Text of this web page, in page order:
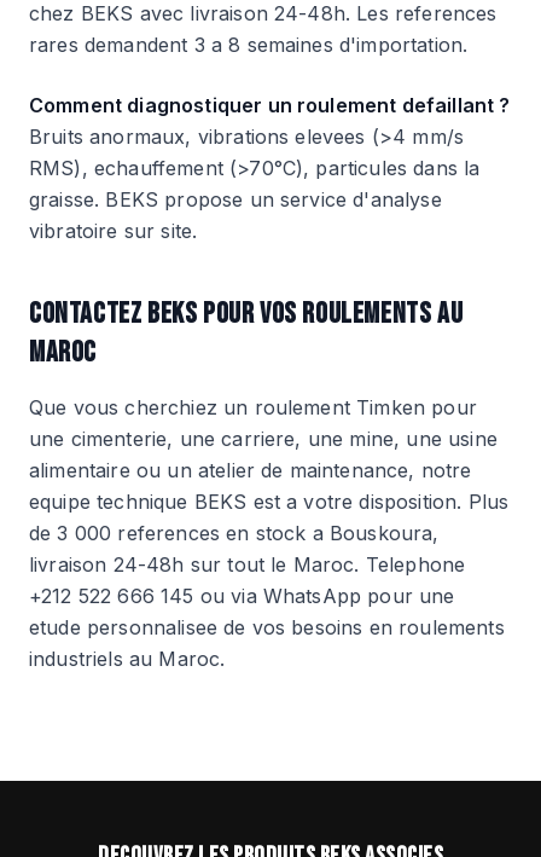
chez BEKS avec livraison 24-48h. Les references
rares demandent 3 a 8 semaines d'importation.
Comment diagnostiquer un roulement defaillant ?
Bruits anormaux, vibrations elevees (>4 mm/s
RMS), echauffement (>70°C), particules dans la
graisse. BEKS propose un service d'analyse
vibratoire sur site.
CONTACTEZ BEKS POUR VOS ROULEMENTS AU
MAROC
Que vous cherchiez un roulement Timken pour
une cimenterie, une carriere, une mine, une usine
alimentaire ou un atelier de maintenance, notre
equipe technique BEKS est a votre disposition. Plus
de 3 000 references en stock a Bouskoura,
livraison 24-48h sur tout le Maroc. Telephone
+212 522 666 145 ou via WhatsApp pour une
etude personnalisee de vos besoins en roulements
industriels au Maroc.